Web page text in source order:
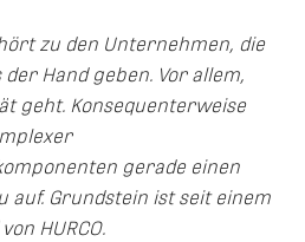
zu den Unternehmen, die
Hand geben. Vor allem,
geht. Konsequenterweise
gerade einen
auf. Grundstein ist seit einem
HURCO.